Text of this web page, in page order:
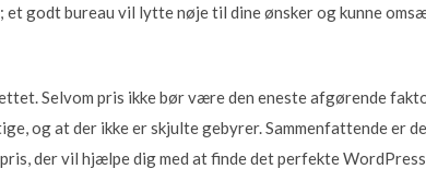
et godt bureau vil lytte nøje til dine ønsker og kunne
Selvom pris ikke bør være den eneste afgørende
og at der ikke er skjulte gebyrer. Sammenfattende er
der vil hjælpe dig med at finde det perfekte